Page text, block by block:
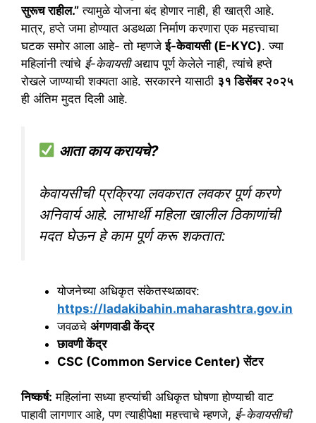
सुरूच राहील.” त्यामुळे योजना बंद होणार नाही, ही खात्री आहे.
मात्र, हप्ते जमा होण्यात अडथळा निर्माण करणारा एक महत्त्वाचा
घटक समोर आला आहे- तो म्हणजेई-केवायसी (E-KYC). ​ज्या
महिलांनी त्यांचे ई-केवायसीअद्याप पूर्ण केलेले नाही, त्यांचे हप्ते
रोखले जाण्याची शक्यता आहे. सरकारने यासाठी ३१ डिसेंबर २०२५
ही अंतिम मुदत दिली आहे.
आता काय करायचे?
केवायसीची प्रक्रिया लवकरात लवकर पूर्ण करणे
अनिवार्य आहे. लाभार्थी महिला खालील ठिकाणांची
मदत घेऊन हे काम पूर्ण करू शकतात:
​योजनेच्या अधिकृत संकेतस्थळावर:
https://ladakibahin.maharashtra.gov.in
​जवळचे अंगणवाडी केंद्र
छावणी केंद्र
CSC (Common Service Center) सेंटर
निष्कर्ष: महिलांना सध्या हप्त्यांची अधिकृत घोषणा होण्याची वाट
पाहावी लागणार आहे, पण त्याहीपेक्षा महत्त्वाचे म्हणजे, ई-केवायसीची